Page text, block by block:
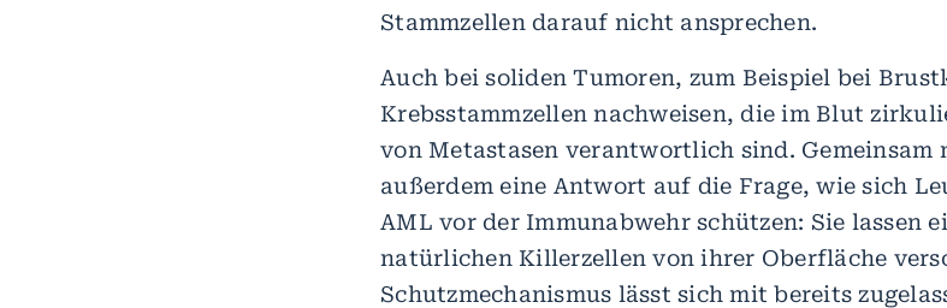
Stammzellen darauf nicht ansprechen.
Auch bei soliden Tumoren, zum Beispiel bei
Krebsstammzellen nachweisen, die im Blut
von Metastasen verantwortlich sind. Gemeinsam
außerdem eine Antwort auf die Frage, wie sich
AML vor der Immunabwehr schützen: Sie lassen
natürlichen Killerzellen von ihrer Oberfläche
Schutzmechanismus lässt sich mit bereits